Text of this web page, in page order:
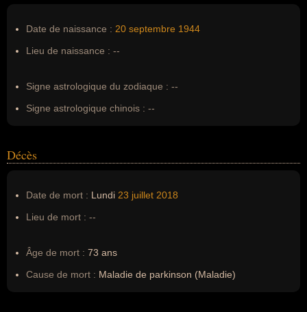
Erreurs d'écriture : --
Date de naissance : 20 septembre 1944
Lieu de naissance : --
Signe astrologique du zodiaque : --
Signe astrologique chinois : --
Décès
Date de mort : Lundi 23 juillet 2018
Lieu de mort : --
Âge de mort : 73 ans
Cause de mort : Maladie de parkinson (Maladie)